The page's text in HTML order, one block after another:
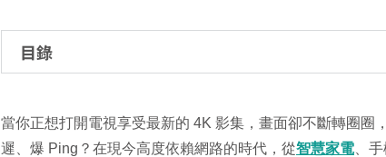
目錄
當你正想打開電視享受最新的 4K 影集，畫面卻不斷轉圈
遲、爆 Ping？在現今高度依賴網路的時代，從智慧家電、手